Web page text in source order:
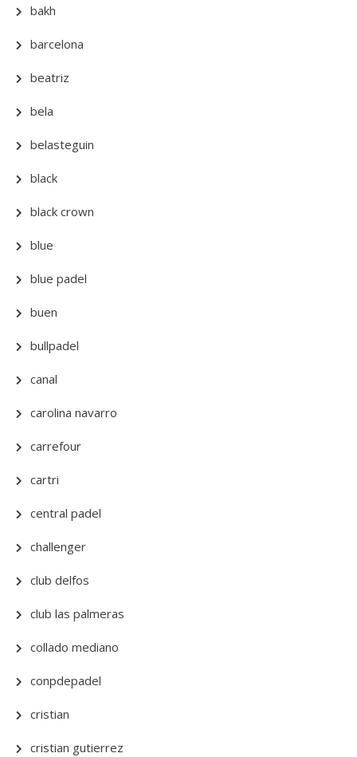
bakh
barcelona
beatriz
bela
belasteguin
black
black crown
blue
blue padel
buen
bullpadel
canal
carolina navarro
carrefour
cartri
central padel
challenger
club delfos
club las palmeras
collado mediano
conpdepadel
cristian
cristian gutierrez